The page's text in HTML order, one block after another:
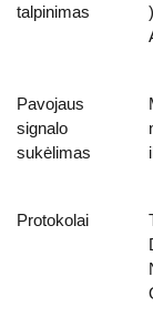
talpinimas
Pavojaus
signalo
sukėlimas
Protokolai